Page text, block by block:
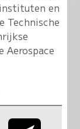
en
Technische
Aerospace